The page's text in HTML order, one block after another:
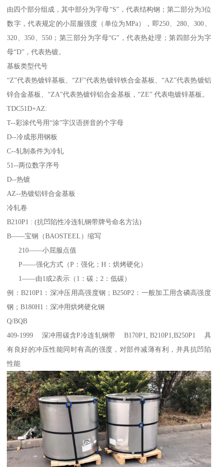
由四个部分组成，其中部分为字母“S”，代表结构钢；第二部分为3位
数字，代表规定的小屈服强度（单位为MPa），即250、280、300、
320、350、550；第三部分为字母“G”，代表热处理；第四部分为字
母“D”，代表热镀。
基板类型代号
“Z”代表热镀锌基板、“ZF”代表热镀锌铁合金基板、“AZ”代表热镀铝
锌合金基板、“ZA”代表热镀锌铝合金基板，“ZE” 代表电镀锌基板。
TDC51D+AZ:
T--彩涂代号用“涂”字汉语拼音的个字母
D--冷成形用钢板
C--轧制条件为冷轧
51--两位数字序号
D--热镀
AZ--热镀铝锌合金基板
冷轧卷
B210P1 : (抗凹陷性冷连轧钢带牌号命名方法)
B——宝钢（BAOSTEEL）缩写
210——小屈服点值
P——强化方式（P：强化；H：烘烤硬化）
1——由1或2表示（1：碳；2：低碳）
例：B210P1：深冲压用高强度钢；B250P2：一般加工用含磷高强度
钢；B180H1：深冲用烘烤硬化钢
Q/BQB
409-1999 深冲用碳含P冷连轧钢带 B170P1, B210P1,B250P1 具
有良好的冲压性能同时有高的强度，对部件减薄有利，并具抗凹陷
性能